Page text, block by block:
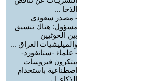
الذخا ...
- مصدر سعودي
مسؤول: هناك تنسيق
بين الحوثيين
والميليشيات العراق ...
- علماء -ستانفورد-
يبتكرون فيروسات
اصطناعية باستخدام
الذكاء ال ...